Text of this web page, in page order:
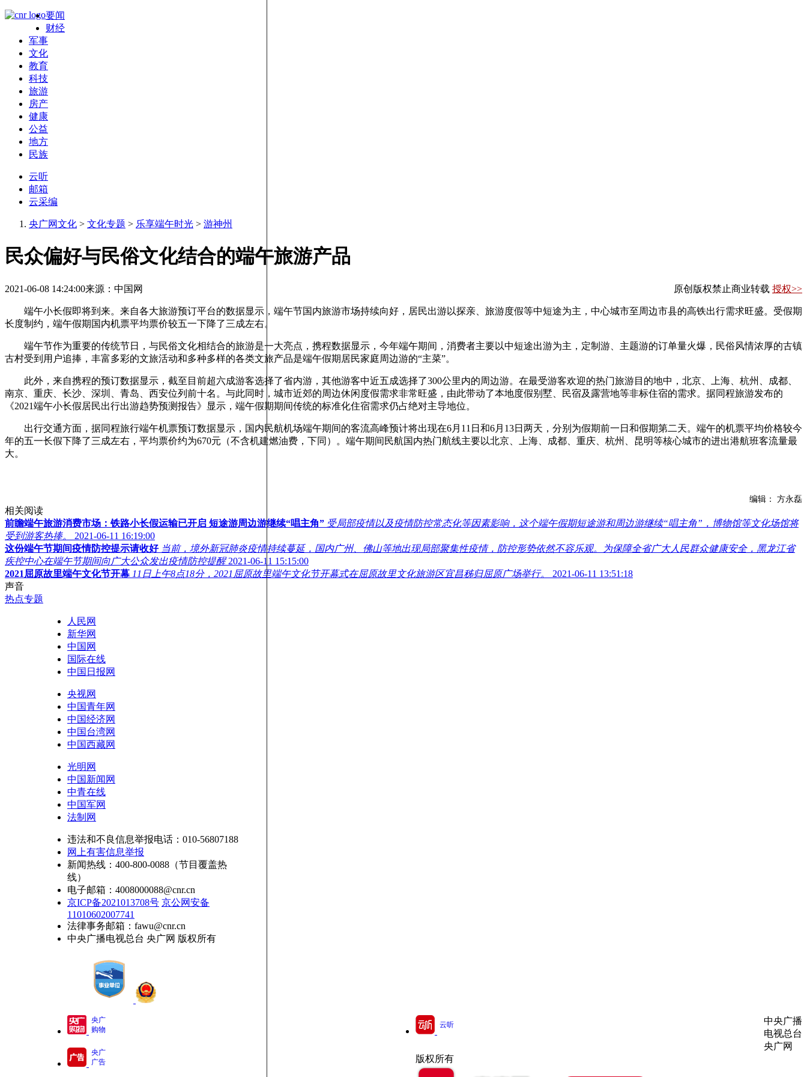
要闻
财经
军事
文化
教育
科技
旅游
房产
健康
公益
地方
民族
云听
邮箱
云采编
央广网文化 > 文化专题 > 乐享端午时光 > 游神州
民众偏好与民俗文化结合的端午旅游产品
2021-06-08 14:24:00来源：中国网 原创版权禁止商业转载 授权>>
端午小长假即将到来。来自各大旅游预订平台的数据显示，端午节国内旅游市场持续向好，居民出游以探亲、旅游度假等中短途为主，中心城市至周边市县的高铁出行需求旺盛。受假期
长度制约，端午假期国内机票平均票价较五一下降了三成左右。
端午节作为重要的传统节日，与民俗文化相结合的旅游是一大亮点，携程数据显示，今年端午期间，消费者主要以中短途出游为主，定制游、主题游的订单量火爆，民俗风情浓厚的古镇
古村受到用户追捧，丰富多彩的文旅活动和多种多样的各类文旅产品是端午假期居民家庭周边游的“主菜”。
此外，来自携程的预订数据显示，截至目前超六成游客选择了省内游，其他游客中近五成选择了300公里内的周边游。在最受游客欢迎的热门旅游目的地中，北京、上海、杭州、成都、
南京、重庆、长沙、深圳、青岛、西安位列前十名。与此同时，城市近郊的周边休闲度假需求非常旺盛，由此带动了本地度假别墅、民宿及露营地等非标住宿的需求。据同程旅游发布的
《2021端午小长假居民出行出游趋势预测报告》显示，端午假期期间传统的标准化住宿需求仍占绝对主导地位。
出行交通方面，据同程旅行端午机票预订数据显示，国内民航机场端午期间的客流高峰预计将出现在6月11日和6月13日两天，分别为假期前一日和假期第二天。端午的机票平均价格较今
年的五一长假下降了三成左右，平均票价约为670元（不含机建燃油费，下同）。端午期间民航国内热门航线主要以北京、上海、成都、重庆、杭州、昆明等核心城市的进出港航班客流量最
大。
编辑： 方永磊
相关阅读
前瞻端午旅游消费市场：铁路小长假运输已开启 短途游周边游继续“唱主角” 受局部疫情以及疫情防控常态化等因素影响，这个端午假期短途游和周边游继续“唱主角”，博物馆等文化场馆将
受到游客热捧。
2021-06-11 16:19:00
这份端午节期间疫情防控提示请收好 当前，境外新冠肺炎疫情持续蔓延，国内广州、佛山等地出现局部聚集性疫情，防控形势依然不容乐观。为保障全省广大人民群众健康安全，黑龙江省
疾控中心在端午节期间向广大公众发出疫情防控提醒 2021-06-11 15:15:00
2021屈原故里端午文化节开幕 11日上午8点18分，2021屈原故里端午文化节开幕式在屈原故里文化旅游区宜昌秭归屈原广场举行。
2021-06-11 13:51:18
声音
热点专题
人民网
新华网
中国网
国际在线
中国日报网
央视网
中国青年网
中国经济网
中国台湾网
中国西藏网
光明网
中国新闻网
中青在线
中国军网
法制网
违法和不良信息举报电话：010-56807188
网上有害信息举报
新闻热线：400-800-0088（节目覆盖热
线）
电子邮箱：4008000088@cnr.cn
京ICP备2021013708号 京公网安备
11010602007741
法律事务邮箱：fawu@cnr.cn
中央广播电视总台 央广网 版权所有
央广
购物
云听
央广
广告
中央广播
电视总台
央广网
版权所有